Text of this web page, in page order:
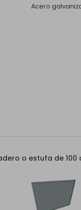
Acero
o estufa de 100